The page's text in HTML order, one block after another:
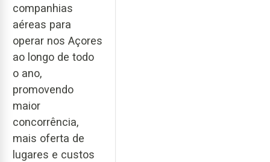
companhias
aéreas para
operar nos Açores
ao longo de todo
o ano,
promovendo
maior
concorrência,
mais oferta de
lugares e custos